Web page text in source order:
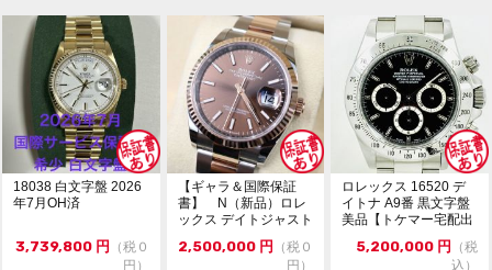
状態
・ランダム番シリアル・鏡面クラスプ・生産終了モデル
・日差約+5秒（タイムグラファー計測・平置き・使用
環境や計測環境によって数値が変動致します。参考程度
にお考えください。）
微細なキズが僅かにある程度で、使用感のあまり感じら
れないキレイな状態です。
ガラスにキズやカケはありません。
ベゼルにルーペで確認出来る程度の薄いキズがありま
※オーバーホール歴や磨きの有無は不明です。
・現金払い（銀行振込）のみ受付可能。
18038 白文字盤 2026
年7月OH済
3,739,800 円
（税０
円）
【ギャラ＆国際保証
書】 N（新品）ロレ
ックス デイトジャスト
126231 36m...
2,500,000 円
（税０
円）
ロレックス 16520 デ
イトナ A9番 黒文字盤
美品【トケマー宅配出
5,200,000 円
（税
込）